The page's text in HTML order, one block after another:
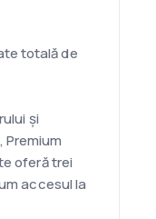
totală de
și
oferă trei
accesul la